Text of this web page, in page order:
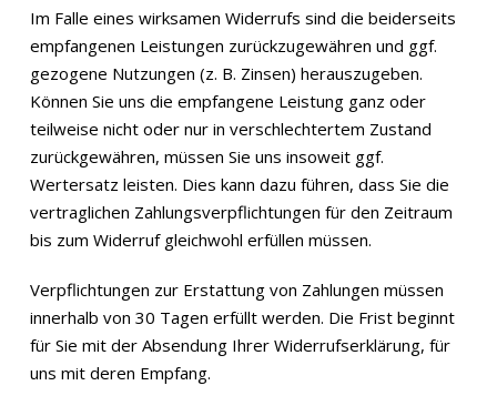
Im Falle eines wirksamen Widerrufs sind die beiderseits
empfangenen Leistungen zurückzugewähren und ggf.
gezogene Nutzungen (z. B. Zinsen) herauszugeben.
Können Sie uns die empfangene Leistung ganz oder
teilweise nicht oder nur in verschlechtertem Zustand
zurückgewähren, müssen Sie uns insoweit ggf.
Wertersatz leisten. Dies kann dazu führen, dass Sie die
vertraglichen Zahlungsverpflichtungen für den Zeitraum
bis zum Widerruf gleichwohl erfüllen müssen.
Verpflichtungen zur Erstattung von Zahlungen müssen
innerhalb von 30 Tagen erfüllt werden. Die Frist beginnt
für Sie mit der Absendung Ihrer Widerrufserklärung, für
uns mit deren Empfang.